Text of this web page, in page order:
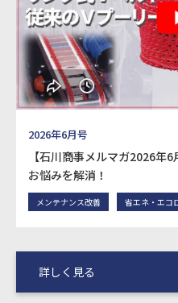
2026年6月号
【石川商事メルマガ2026年
お悩みを解消！
メンテナンス改善 省エネ・エコ
詳しく見る